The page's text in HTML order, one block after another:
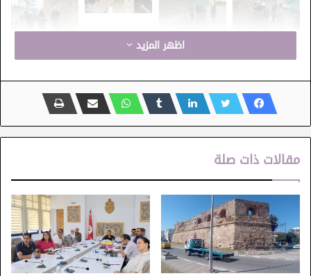
المعهد الوطني للتراث سور القيروان
اظهر المزيد
مقالات ذات صلة